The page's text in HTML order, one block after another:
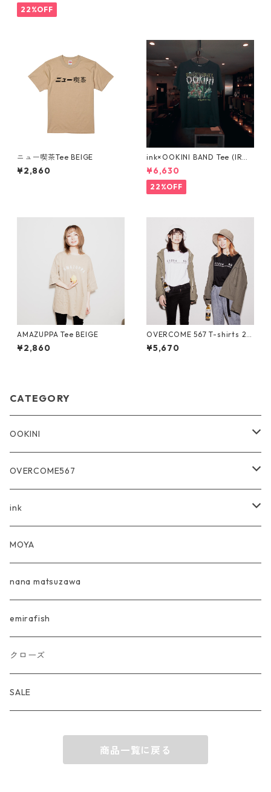
22%OFF
ニュー喫茶Tee BEIGE
¥2,860
ink×OOKINI BAND Tee (IRON
MAIDEN アイアンメイデン)
¥6,630
22%OFF
AMAZUPPA Tee BEIGE
¥2,860
OVERCOME 567 T-shirts 2
カラーセット
¥5,670
CATEGORY
OOKINI
Ee-Muji
ink×OOKINI
農業倶楽部イチカラミナマデ
SINGING IN THE RAIN
ニュー喫茶Tee
AMAZUPPA Tee
瓶踊餃子 BOTTLESTEP L/S
OVERCOME567
OVERCOME 567 T-shirts
OVERCOME 567 L/S
OVERCOME567T-shirts+Photograph
OVERCOME 567 Hoodie
【完売】OVERCOME 567 T-shirts KIDS
【完売】567T-shirts Tie-Dye
ink
ink×OOKINI
MOYA
nana matsuzawa
emirafish
クローズ
SALE
商品一覧に戻る